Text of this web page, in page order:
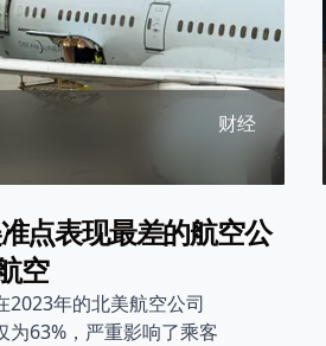
财经
点表现最差的航空公
空
2023年的北美航空公司
为63%，严重影响了乘客